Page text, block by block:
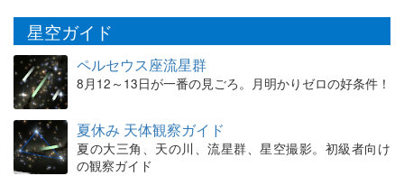
星空ガイド
ペルセウス座流星群
8月12～13日が一番の見ごろ。月明かりゼロの好条件！
夏休み 天体観察ガイド
夏の大三角、天の川、流星群、星空撮影。初級者向け
の観察ガイド